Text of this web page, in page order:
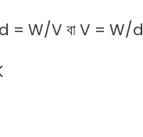
d = W/V বা V = W/d